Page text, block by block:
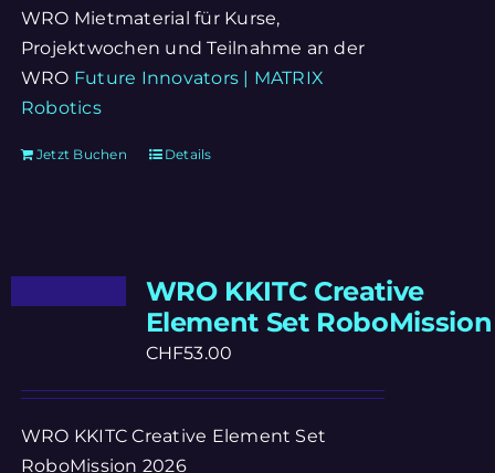
WRO Mietmaterial für Kurse,
Projektwochen und Teilnahme an der
WRO Future Innovators | MATRIX
Robotics
Jetzt Buchen Details
WRO KKITC Creative
Element Set RoboMission
CHF53.00
WRO KKITC Creative Element Set
RoboMission 2026